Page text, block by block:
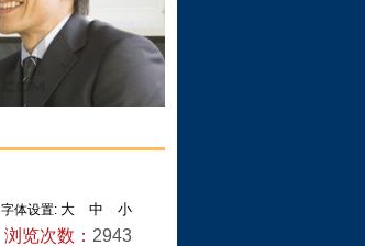
字体设置: 大 中 小
浏览次数： 2943